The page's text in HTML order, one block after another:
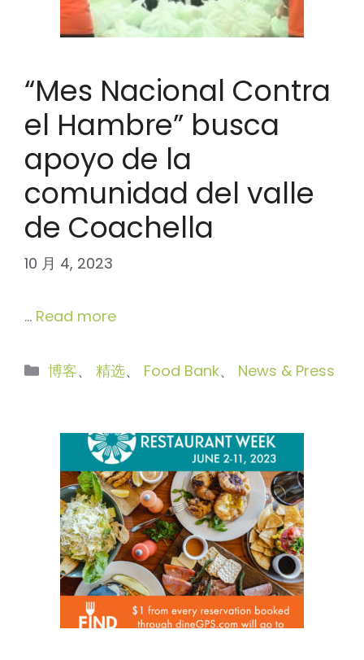
“Mes Nacional Contra
el Hambre” busca
apoyo de la
comunidad del valle
de Coachella
10 月 4, 2023
… Read more
分
博客、 精选、 Food Bank、 News & Press